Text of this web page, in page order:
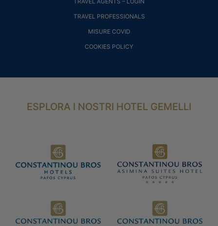
TRAVEL PROFESSIONALS
MISURE COVID
COOKIES POLICY
ESPLORA I NOSTRI HOTEL GEMELLI